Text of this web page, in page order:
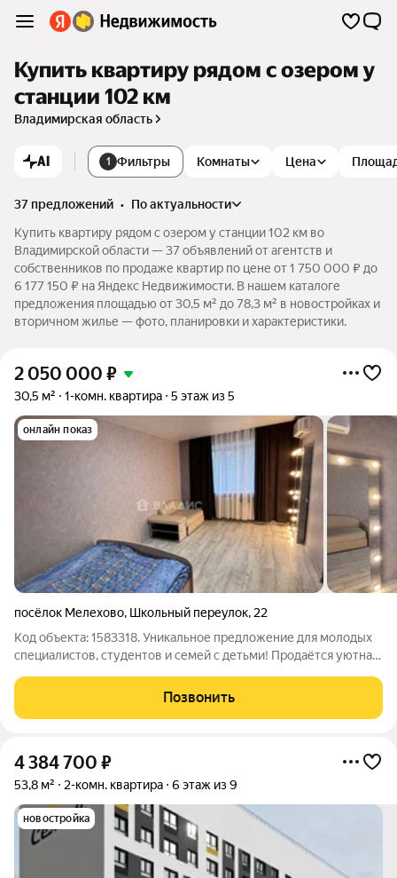
Купить квартиру рядом с озером у
станции 102 км
Владимирская область
AI 1 Фильтры Комнаты Цена
37 предложений •
по актуальности
Купить квартиру рядом с озером у станции 102 км во
Владимирской области — 37 объявлений от агентств и
собственников по продаже квартир по цене от 1 750 000 ₽ до
6 177 150 ₽ на Яндекс Недвижимости. В нашем каталоге
предложения площадью от 30,5 м² до 78,3 м² в новостройках и
вторичном жилье — фото, планировки и характеристики.
2 050 000 ₽
30,5 м² 1-комн. квартира 5 этаж из 5
онлайн показ
посёлок Мелехово, Школьный переулок, 22
Код объекта: 1583318. Уникальное предложение для молодых
специалистов, студентов и семей с детьми! Продаётся уютная
района. Преимущества: Цена: выгодное предложение на
рынке недвижимости.
Позвонить
4 384 700 ₽
53,8 м² 2-комн. квартира 6 этаж из 9
новостройка